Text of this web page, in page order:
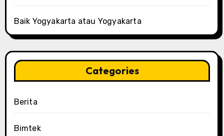
Baik Yogyakarta atau Yogyakarta
Categories
Berita
Bimtek